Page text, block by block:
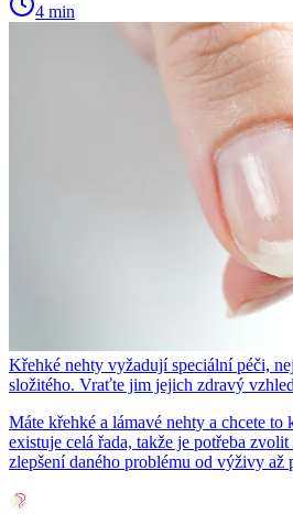
4 min
Křehké nehty vyžadují speciální péči,
složitého. Vraťte jim jejich zdravý
Máte křehké a lámavé nehty a chcete to
existuje celá řada, takže je potřeba
zlepšení daného problému od výživy až